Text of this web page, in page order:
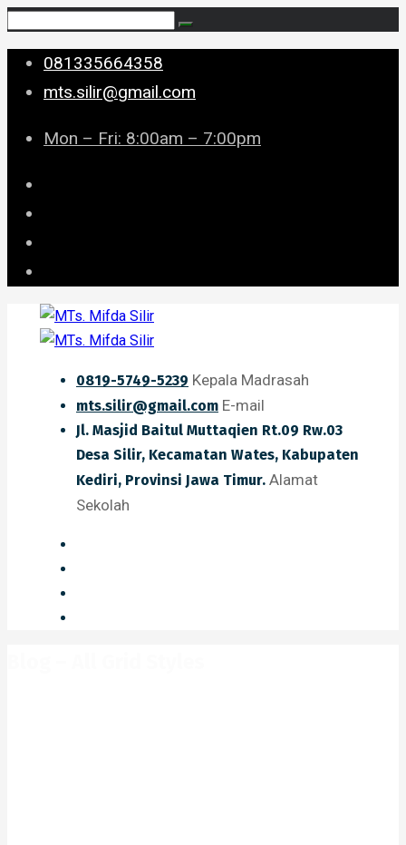
081335664358
mts.silir@gmail.com
Mon – Fri: 8:00am – 7:00pm
0819-5749-5239 Kepala Madrasah
mts.silir@gmail.com E-mail
Jl. Masjid Baitul Muttaqien Rt.09 Rw.03
Desa Silir, Kecamatan Wates, Kabupaten
Kediri, Provinsi Jawa Timur. Alamat
Sekolah